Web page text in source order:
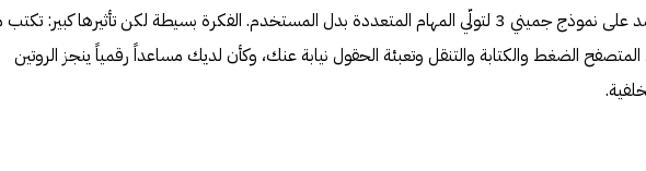
خاصية تعتمد على نموذج جميني 3 لتولّي المهام المتعددة بدل المستخدم. الفكرة بسيطة لكن تأثيرها كبير:
المتصفح الضغط والكتابة والتنقل وتعبئة الحقول نيابة عنك، وكأن لديك مساعداً رقمياً ينجز الروتين